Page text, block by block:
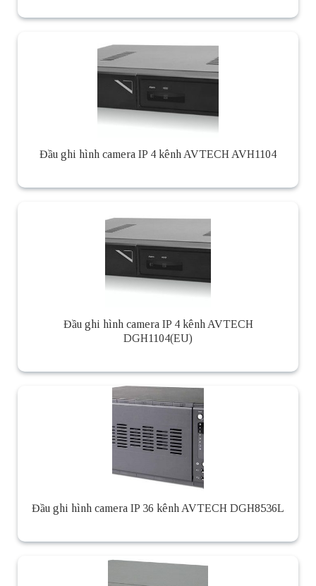
Đầu ghi hình camera IP 4 kênh AVTECH AVH1104
Đầu ghi hình camera IP 4 kênh AVTECH
DGH1104(EU)
Đầu ghi hình camera IP 36 kênh AVTECH DGH8536L